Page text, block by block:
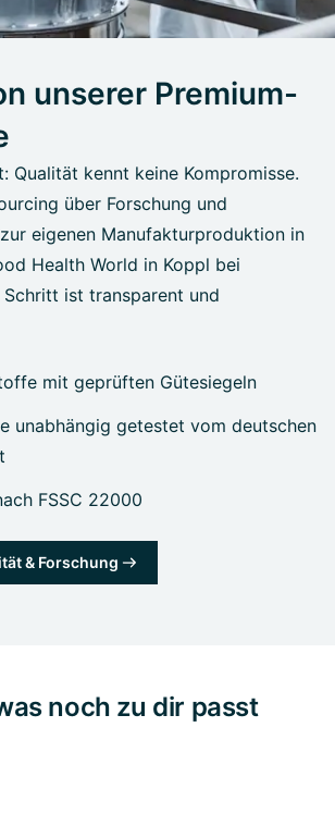
unserer Premium-
Qualität kennt keine Kompromisse.
über Forschung und
eigenen Manufakturproduktion in
Health World in Koppl bei
ist transparent und
mit geprüften Gütesiegeln
unabhängig getestet vom deutschen
FSSC 22000
& Forschung
noch zu dir passt